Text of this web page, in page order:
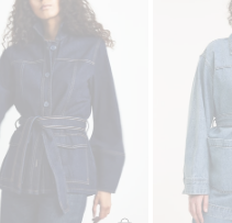
med bälte, Lägg till i favoriter
Jeansjacka